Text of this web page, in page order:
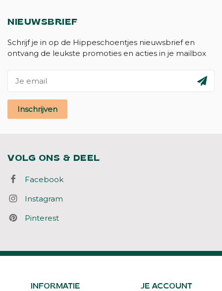
NIEUWSBRIEF
Schrijf je in op de Hippeschoentjes nieuwsbrief en
ontvang de leukste promoties en acties in je mailbox
Inschrijven
VOLG ONS & DEEL
Facebook
Instagram
Pinterest
INFORMATIE JE ACCOUNT